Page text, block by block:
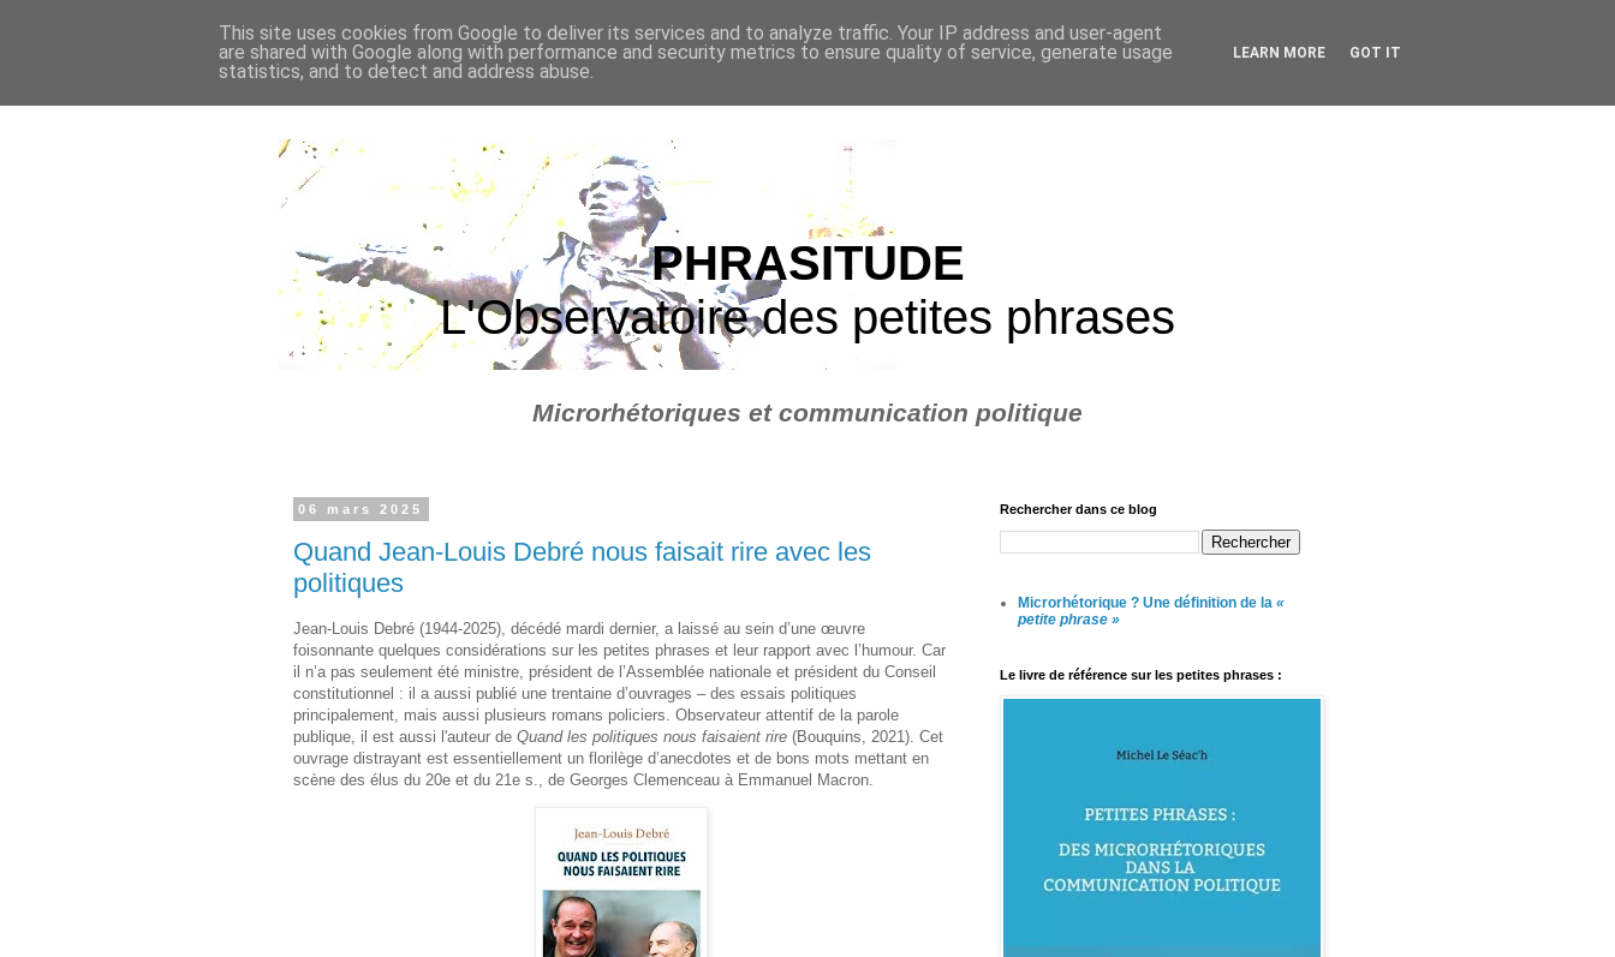
PHRASITUDE
L'Observatoire des petites phrases
Microrhétoriques et communication politique
06 mars 2025
Quand Jean-Louis Debré nous faisait rire avec les
politiques
Jean-Louis Debré (1944-2025), décédé mardi dernier, a laissé au sein d’une œuvre
foisonnante quelques considérations sur les petites phrases et leur rapport avec l’humour. Car
il n’a pas seulement été ministre, président de l’Assemblée nationale et président du Conseil
constitutionnel : il a aussi publié une trentaine d’ouvrages – des essais politiques
principalement, mais aussi plusieurs romans policiers. Observateur attentif de la parole
publique, il est aussi l'auteur de Quand les politiques nous faisaient rire (Bouquins, 2021). Cet
ouvrage distrayant est essentiellement un florilège d’anecdotes et de bons mots mettant en
scène des élus du 20e et du 21e s., de Georges Clemenceau à Emmanuel Macron.
Rechercher dans ce blog
Microrhétorique ? Une définition de la «
petite phrase »
Le livre de référence sur les petites phrases :
This site uses cookies from Google to deliver its services and to analyze traffic. Your IP address and user-agent
are shared with Google along with performance and security metrics to ensure quality of service, generate usage
statistics, and to detect and address abuse.
LEARN MORE GOT IT